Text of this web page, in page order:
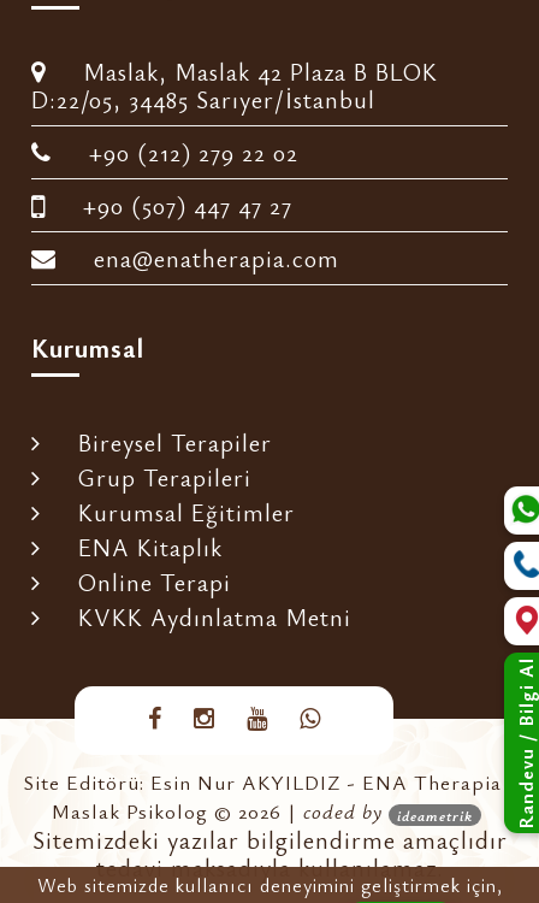
Maslak, Maslak 42 Plaza B BLOK
D:22/05, 34485 Sarıyer/İstanbul
+90 (212) 279 22 02
+90 (507) 447 47 27
ena@enatherapia.com
Kurumsal
Bireysel Terapiler
Grup Terapileri
Kurumsal Eğitimler
ENA Kitaplık
Online Terapi
KVKK Aydınlatma Metni
Site Editörü: Esin Nur AKYILDIZ - ENA Therapia -
Maslak Psikolog © 2026 | coded by ideametrik
Sitemizdeki yazılar bilgilendirme amaçlıdır
tedavi maksadıyla kullanılamaz.
Randevu / Bilgi Al
Web sitemizde kullanıcı deneyimini geliştirmek için,